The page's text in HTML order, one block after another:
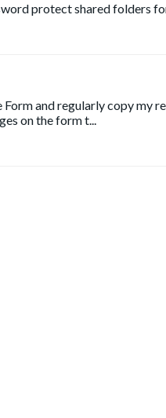
protect shared folders
and regularly copy my
on the form t...